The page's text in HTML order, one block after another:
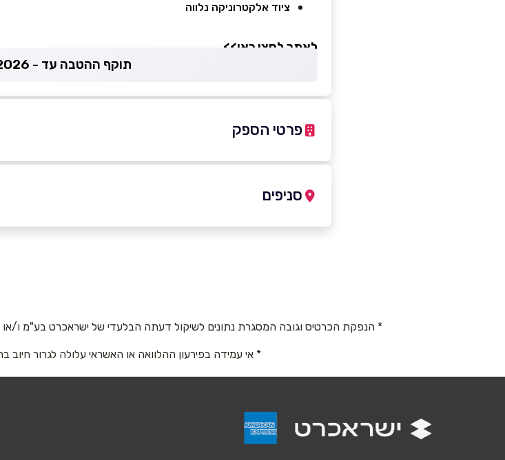
ציוד אלקטרוניקה נלווה
לאתר לחצו כאן>>
תוקף ההטבה עד - 08.09.2026
פרטי הספק
נושא*
אנא חזרו אלי בקשר ל...
סניפים
* הנפקת הכרטיס וגובה המסגרת נתונים לשיקול דעתה הבלעדי של ישראכרט בע"מ ו/
* אי עמידה בפירעון ההלוואה או האשראי עלולה לגרור חיוב